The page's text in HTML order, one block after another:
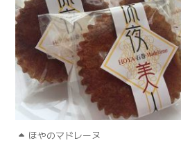
ほやのマドレーヌ